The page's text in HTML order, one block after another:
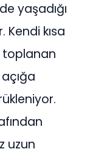
yaşadığı
Kendi kısa
toplanan
uzun